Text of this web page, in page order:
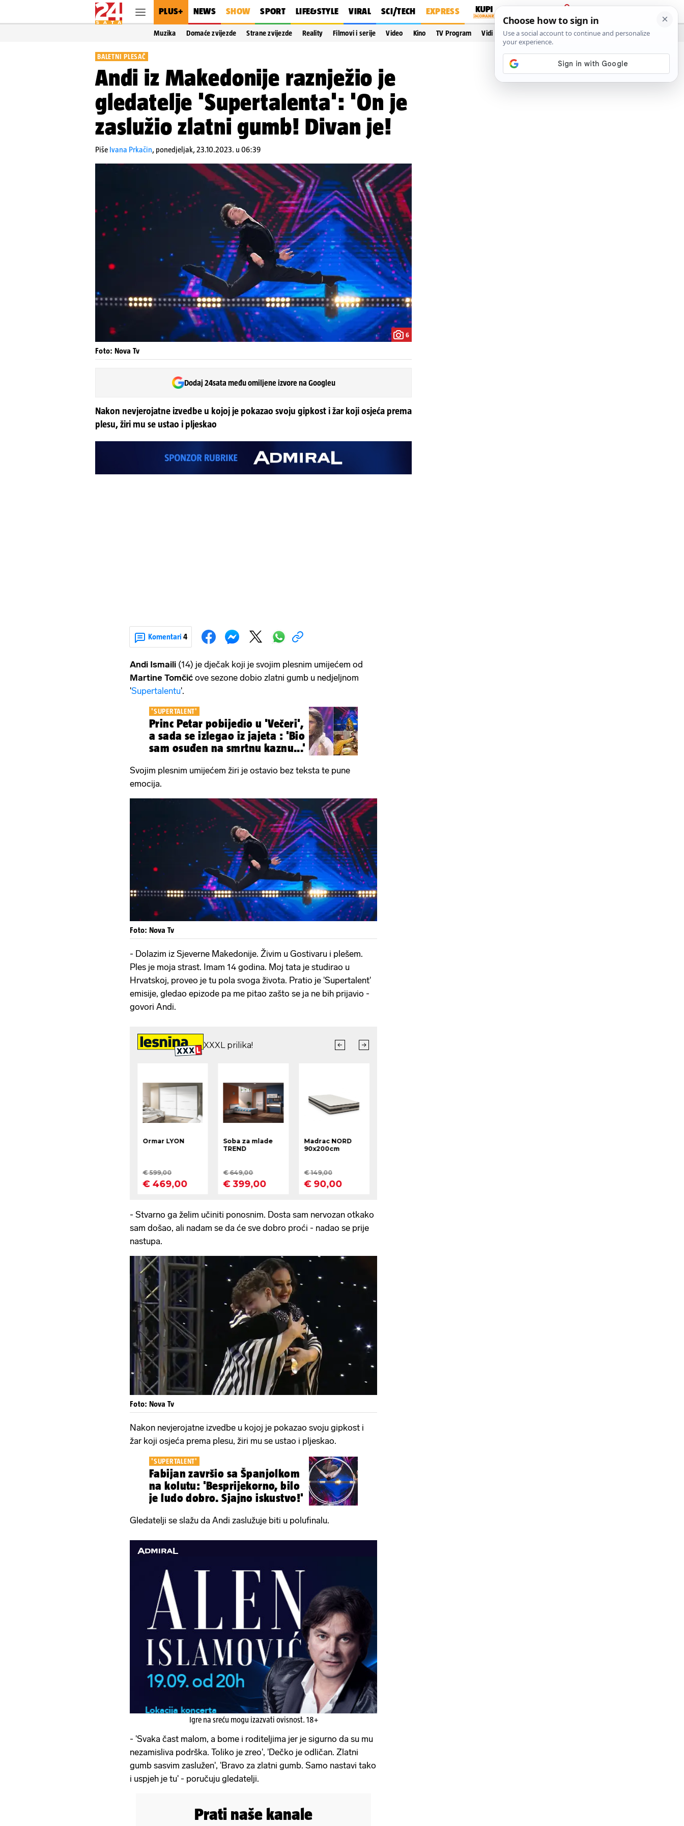
PLUS+ NEWS SHOW SPORT LIFE&STYLE VIRAL SCI/TECH EXPRESS
PRIJAVA
Muzika Domaće zvijezde Strane zvijezde Reality Filmovi i serije Video Kino TV Program Vidi još…
BALETNI PLESAČ
Andi iz Makedonije raznježio je
gledatelje 'Supertalenta': 'On je
zaslužio zlatni gumb! Divan je!
Piše Ivana Prkačin, ponedjeljak, 23.10.2023. u 06:39
6
Foto: Nova Tv
Dodaj 24sata među omiljene izvore na Googleu
Nakon nevjerojatne izvedbe u kojoj je pokazao svoju gipkost i žar koji osjeća prema
plesu, žiri mu se ustao i pljeskao
Komentari 4
Andi Ismaili (14) je dječak koji je svojim plesnim umijećem od
Martine Tomčić ove sezone dobio zlatni gumb u nedjeljnom
'Supertalentu'.
'SUPERTALENT'
Princ Petar pobijedio u 'Večeri',
a sada se izlegao iz jajeta : 'Bio
sam osuđen na smrtnu kaznu...'
Svojim plesnim umijećem žiri je ostavio bez teksta te pune
emocija.
Foto: Nova Tv
- Dolazim iz Sjeverne Makedonije. Živim u Gostivaru i plešem.
Ples je moja strast. Imam 14 godina. Moj tata je studirao u
Hrvatskoj, proveo je tu pola svoga života. Pratio je 'Supertalent'
emisije, gledao epizode pa me pitao zašto se ja ne bih prijavio -
govori Andi.
- Stvarno ga želim učiniti ponosnim. Dosta sam nervozan otkako
sam došao, ali nadam se da će sve dobro proći - nadao se prije
nastupa.
Foto: Nova Tv
Nakon nevjerojatne izvedbe u kojoj je pokazao svoju gipkost i
žar koji osjeća prema plesu, žiri mu se ustao i pljeskao.
'SUPERTALENT'
Fabijan završio sa Španjolkom
na kolutu: 'Besprijekorno, bilo
je ludo dobro. Sjajno iskustvo!'
Gledatelji se slažu da Andi zaslužuje biti u polufinalu.
Igre na sreću mogu izazvati ovisnost. 18+
- 'Svaka čast malom, a bome i roditeljima jer je sigurno da su mu
nezamisliva podrška. Toliko je zreo', 'Dečko je odličan. Zlatni
gumb sasvim zaslužen', 'Bravo za zlatni gumb. Samo nastavi tako
i uspjeh je tu' - poručuju gledatelji.
Prati naše kanale